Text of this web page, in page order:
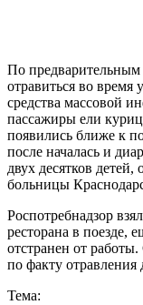
По
отравиться во время
средства массовой
пассажиры ели
появились ближе к
после началась и
двух десятков
больницы
Роспотребнадзор
ресторана в поезде,
отстранен от
по факту отравления
Тема: